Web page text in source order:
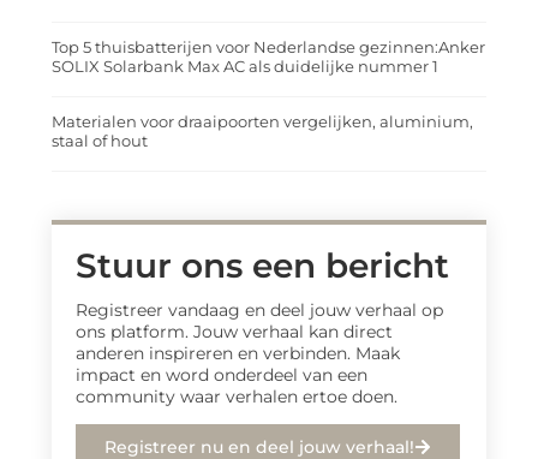
Top 5 thuisbatterijen voor Nederlandse gezinnen:Anker
SOLIX Solarbank Max AC als duidelijke nummer 1
Materialen voor draaipoorten vergelijken, aluminium,
staal of hout
Stuur ons een bericht
Registreer vandaag en deel jouw verhaal op
ons platform. Jouw verhaal kan direct
anderen inspireren en verbinden. Maak
impact en word onderdeel van een
community waar verhalen ertoe doen.
Registreer nu en deel jouw verhaal!